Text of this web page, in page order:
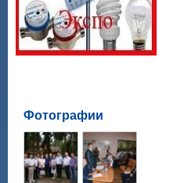
Фотографии